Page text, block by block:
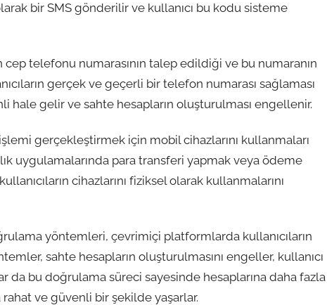
bir SMS gönderilir ve kullanıcı bu kodu sisteme
cep telefonu numarasının talep edildiği ve bu numaranın
gerçek ve geçerli bir telefon numarası sağlaması
hale gelir ve sahte hesapların oluşturulması engellenir.
gerçekleştirmek için mobil cihazlarını kullanmaları
uygulamalarında para transferi yapmak veya ödeme
cihazlarını fiziksel olarak kullanmalarını
yöntemleri, çevrimiçi platformlarda kullanıcıların
sahte hesapların oluşturulmasını engeller, kullanıcı
da bu doğrulama süreci sayesinde hesaplarına daha fazla
ve güvenli bir şekilde yaşarlar.